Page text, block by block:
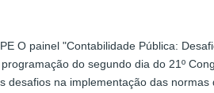
O painel "Contabilidade Pública:
do segundo dia do 21º
desafios na implementação das